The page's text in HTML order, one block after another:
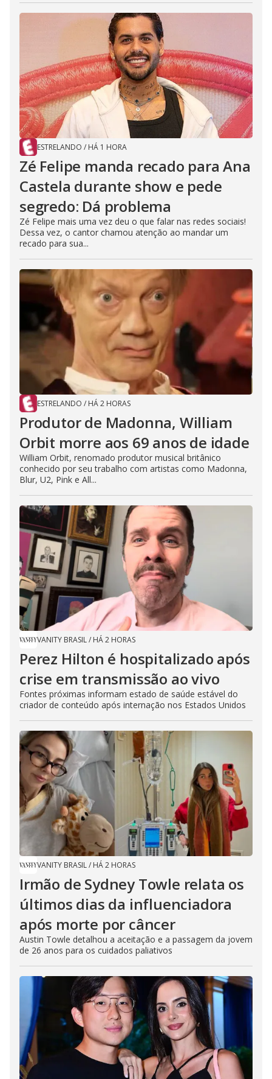
ESTRELANDO / HÁ 1 HORA
Zé Felipe manda recado para Ana
Castela durante show e pede
segredo: Dá problema
Zé Felipe mais uma vez deu o que falar nas redes sociais!
Dessa vez, o cantor chamou atenção ao mandar um
recado para sua...
ESTRELANDO / HÁ 2 HORAS
Produtor de Madonna, William
Orbit morre aos 69 anos de idade
William Orbit, renomado produtor musical britânico
conhecido por seu trabalho com artistas como Madonna,
Blur, U2, Pink e All...
VANITY BRASIL/ HÁ 2 HORAS
Perez Hilton é hospitalizado após
crise em transmissão ao vivo
Fontes próximas informam estado de saúde estável do
criador de conteúdo após internação nos Estados Unidos
VANITY BRASIL/ HÁ 2 HORAS
Irmão de Sydney Towle relata os
últimos dias da influenciadora
após morte por câncer
Austin Towle detalhou a aceitação e a passagem da jovem
de 26 anos para os cuidados paliativos